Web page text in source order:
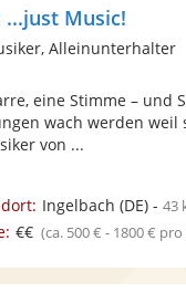
...just Music!
Alleinunterhalter
eine Stimme – und
wach werden
von ...
Ingelbach (DE)- 43
€€ (ca. 500 € - 1800 €